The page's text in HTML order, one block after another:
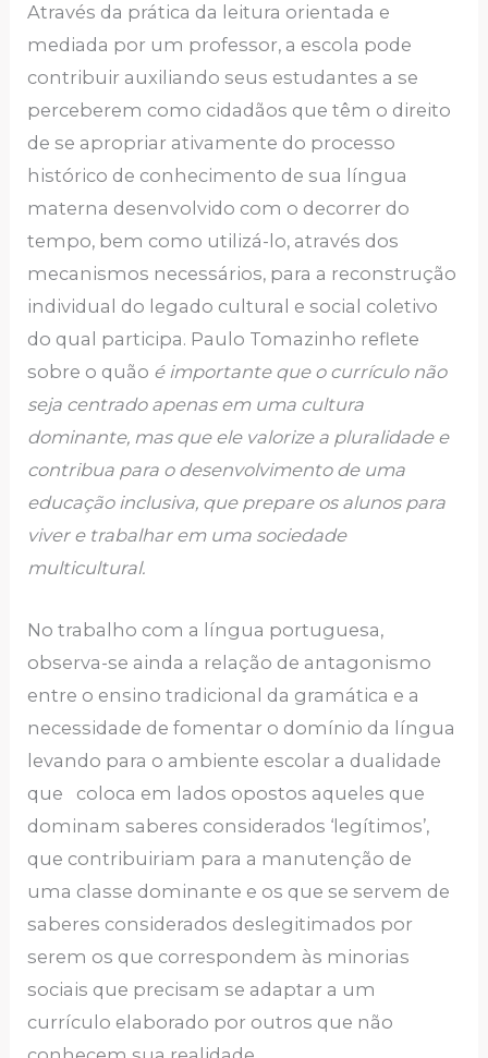
Através da prática da leitura orientada e
mediada por um professor, a escola pode
contribuir auxiliando seus estudantes a se
perceberem como cidadãos que têm o direito
de se apropriar ativamente do processo
histórico de conhecimento de sua língua
materna desenvolvido com o decorrer do
tempo, bem como utilizá-lo, através dos
mecanismos necessários, para a reconstrução
individual do legado cultural e social coletivo
do qual participa. Paulo Tomazinho reflete
sobre o quão é importante que o currículo não
seja centrado apenas em uma cultura
dominante, mas que ele valorize a pluralidade e
contribua para o desenvolvimento de uma
educação inclusiva, que prepare os alunos para
viver e trabalhar em uma sociedade
multicultural.
No trabalho com a língua portuguesa,
observa-se ainda a relação de antagonismo
entre o ensino tradicional da gramática e a
necessidade de fomentar o domínio da língua
levando para o ambiente escolar a dualidade
que coloca em lados opostos aqueles que
dominam saberes considerados ‘legítimos’,
que contribuiriam para a manutenção de
uma classe dominante e os que se servem de
saberes considerados deslegitimados por
serem os que correspondem às minorias
sociais que precisam se adaptar a um
currículo elaborado por outros que não